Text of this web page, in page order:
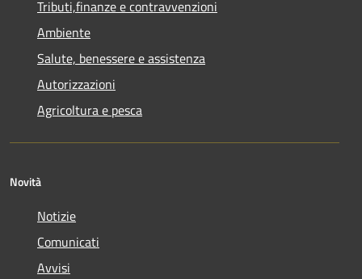
Tributi,finanze e contravvenzioni
Ambiente
Salute, benessere e assistenza
Autorizzazioni
Agricoltura e pesca
Novità
Notizie
Comunicati
Avvisi